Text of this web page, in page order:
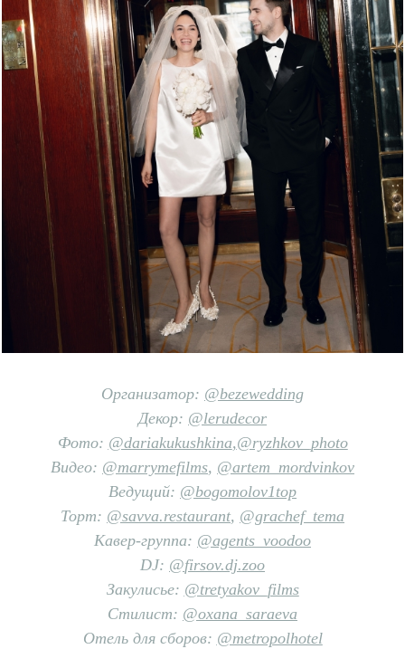
Организатор: @bezewedding
Декор: @lerudecor
Фото: @dariakukushkina,@ryzhkov_photo
Видео: @marrymefilms, @artem_mordvinkov
Ведущий: @bogomolov1top
Торт: @savva.restaurant, @grachef_tema
Кавер-группа: @agents_voodoo
DJ: @firsov.dj.zoo
Закулисье: @tretyakov_films
Стилист: @oxana_saraeva
Отель для сборов: @metropolhotel